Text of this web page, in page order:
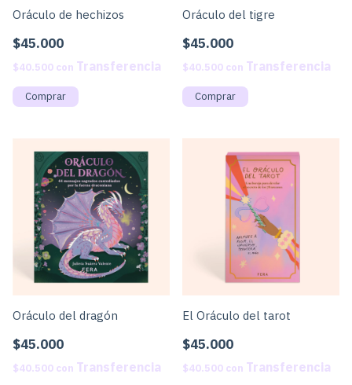
Oráculo de hechizos
$45.000
$40.500 con
Oráculo del tigre
$45.000
$40.500 con
Oráculo del dragón
$45.000
$40.500 con
El Oráculo del tarot
$45.000
$40.500 con